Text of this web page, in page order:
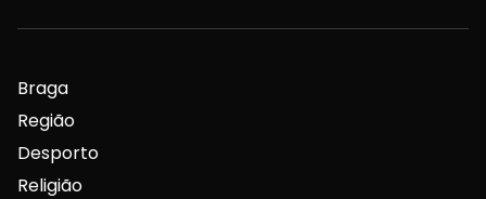
Braga
Região
Desporto
Religião